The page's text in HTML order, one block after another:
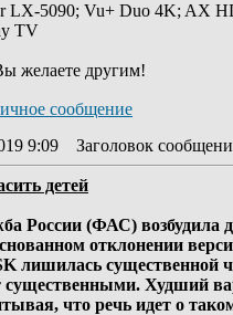
LX-5090; Vu+ Duo 4K; AX
TV
желаете другим!
9:09 Заголовок
детей
России (ФАС)
отклонении
лишилась
существенными. Худший
что речь идет о